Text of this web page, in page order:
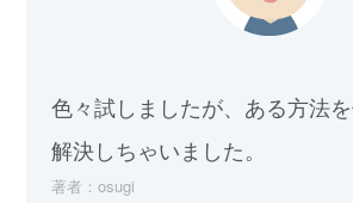
色々試しましたが、ある方法
解決しちゃいました。
著者：osugi